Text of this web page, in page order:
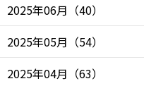
2025年06月 （40）
2025年05月 （54）
2025年04月 （63）